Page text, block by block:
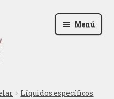
Menú
Líquidos específicos